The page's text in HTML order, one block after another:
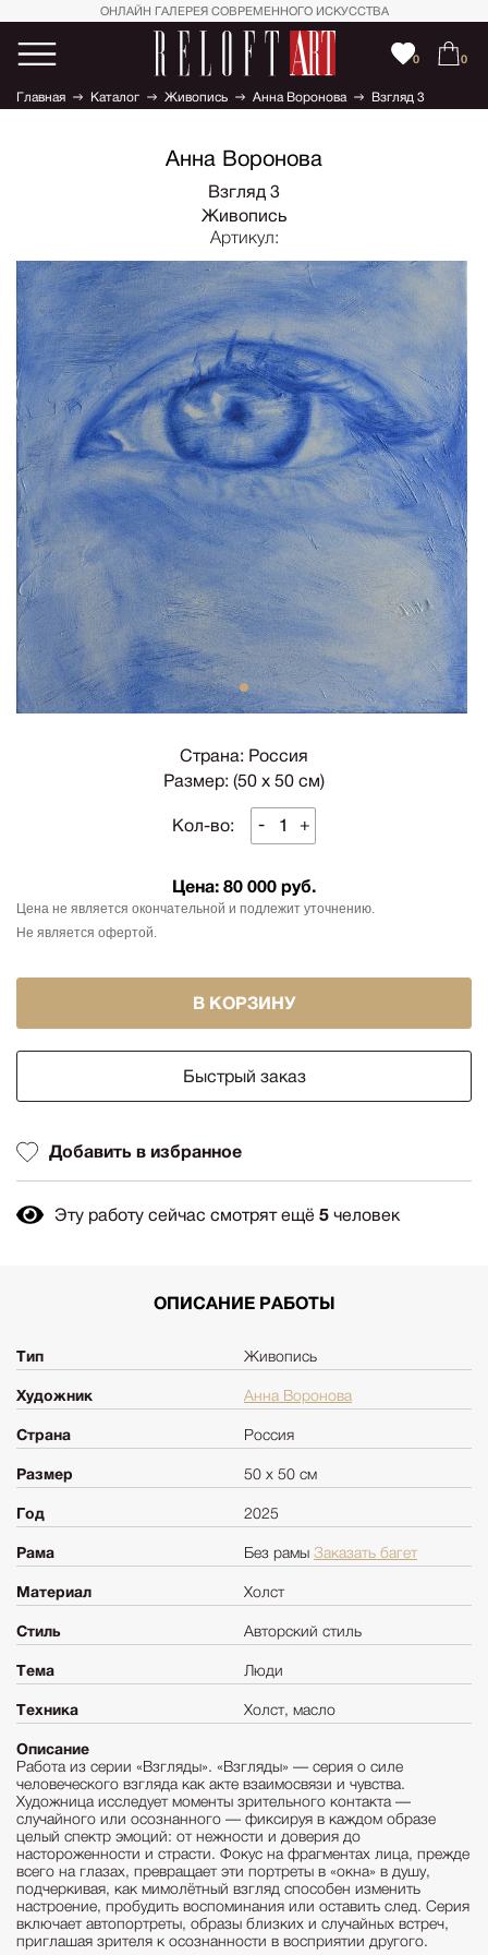
ОНЛАЙН ГАЛЕРЕЯ СОВРЕМЕННОГО ИСКУССТВА
0 0
Главная Каталог Живопись Анна Воронова Взгляд 3
ОПИСАНИЕ РАБОТЫ
Тип Живопись
Художник Анна Воронова
Страна Россия
Размер 50 х 50 см
Год 2025
Рама Без рамы Заказать багет
Материал Холст
Стиль Авторский стиль
Тема Люди
Техника Холст, масло
Описание
Работа из серии «Взгляды». «Взгляды» — серия о силе
человеческого взгляда как акте взаимосвязи и чувства.
Художница исследует моменты зрительного контакта —
случайного или осознанного — фиксируя в каждом образе
целый спектр эмоций: от нежности и доверия до
настороженности и страсти. Фокус на фрагментах лица, прежде
всего на глазах, превращает эти портреты в «окна» в душу,
подчеркивая, как мимолётный взгляд способен изменить
настроение, пробудить воспоминания или оставить след. Серия
включает автопортреты, образы близких и случайных встреч,
приглашая зрителя к осознанности в восприятии другого.
Анна Воронова
Взгляд 3
Живопись
Артикул:
Страна: Россия
Размер: (50 х 50 см)
Кол-во: - +
Цена: 80 000 руб.
Цена не является окончательной и подлежит уточнению.
Не является офертой.
В КОРЗИНУ
Быстрый заказ
Добавить в избранное
Эту работу сейчас смотрят ещё 5 человек